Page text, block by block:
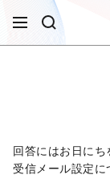
回答にはお日にち
受信メール設定に